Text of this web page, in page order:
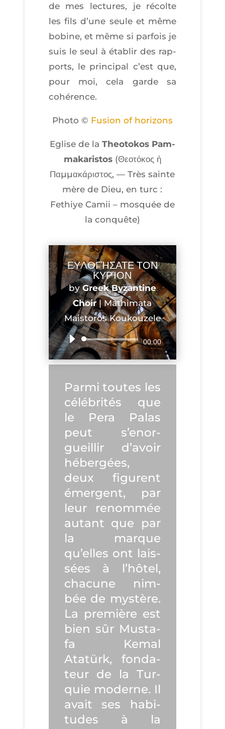
de mes lec­tures, je récolte
les fils d’une seule et même
bobine, et même si par­fois je
suis le seul à éta­blir des rap­
ports, le prin­ci­pal c’est que,
pour moi, cela garde sa
cohérence.
Pho­to © Fusion of horizons
Eglise de la Theo­to­kos Pam­
ma­ka­ris­tos(Θεοτόκος ἡ
Παμμακάριστος, — Très sainte
mère de Dieu, en turc :
Fethiye Camii – mos­quée de
la conquête)
ΕΥΛΟΓΉΣΑΤΕ ΤΟΝ
ΚΥΡΊΟΝ
byGreek Byzan­tine
Choir|Mathi­ma­ta
Mais­to­ros Koukouzele
Audio
Player
00:00
Par­mi toutes les
célé­bri­tés que
le Pera Palas
peut s’e­nor­
gueillir d’a­voir
héber­gées,
deux figurent
émergent, par
leur renom­mée
autant que par
la marque
qu’elles ont lais­
sées à l’hô­tel,
cha­cune nim­
bée de mys­tère.
La pre­mière est
bien sûr Mus­ta­
fa Kemal
Atatürk, fon­da­
teur de la Tur­
quie moderne. Il
avait ses habi­
tudes à la